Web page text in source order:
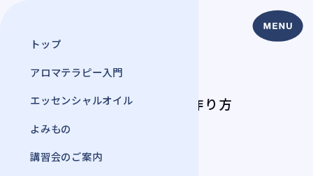
トップ
アロマテラピー入門
エッセンシャルオイル
よみもの
講習会のご案内
虫よけスプレーの作り方